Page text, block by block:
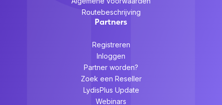
Routebeschrijving
Partners
Registreren
Inloggen
Partner worden?
Zoek een Reseller
LydisPlus Update
Webinars